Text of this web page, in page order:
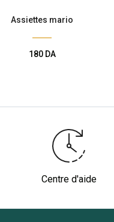
Assiettes mario
180 DA
Centre d'aide